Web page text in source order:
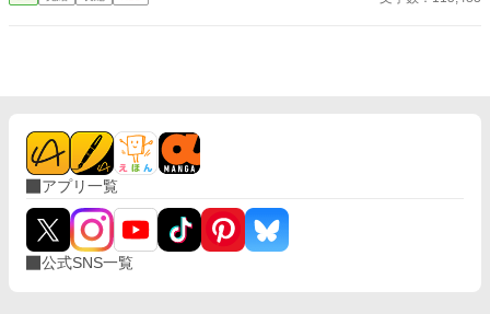
レベルを上げた主人公のスキルが、なぜかディディアに転生して
※女性向けHOTランキング1位、ありがとうございました。完結
までの12日間に渡り、ほとんど2〜5位と食い込めた作品となりま
した！あああありがとうございます……！｡ﾟ(ﾟ´Д`ﾟ)ﾟ｡ たくさんの
閲覧、イイね、エール、感想は、作者の血肉になります……！(o
´ω`o)ありがとうございます！(●′ω`人′ω`●)
アプリ一覧
公式SNS一覧